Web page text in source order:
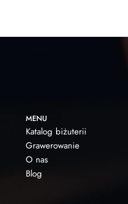
MENU
Katalog biżuterii
Grawerowanie
O nas
Blog